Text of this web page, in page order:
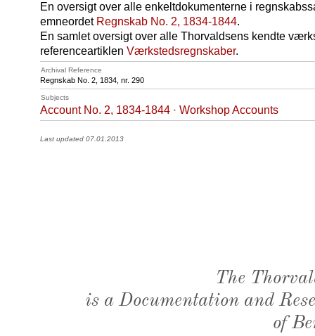
En oversigt over alle enkeltdokumenterne i
emneordet Regnskab No. 2, 1834-1844.
En samlet oversigt over alle Thorvaldsens kendte
referenceartiklen Værkstedsregnskaber.
Archival Reference
Regnskab No. 2, 1834, nr. 290
Subjects
Account No. 2, 1834-1844 · Workshop Accounts
Last updated 07.01.2013
The
is a Documentation and
of